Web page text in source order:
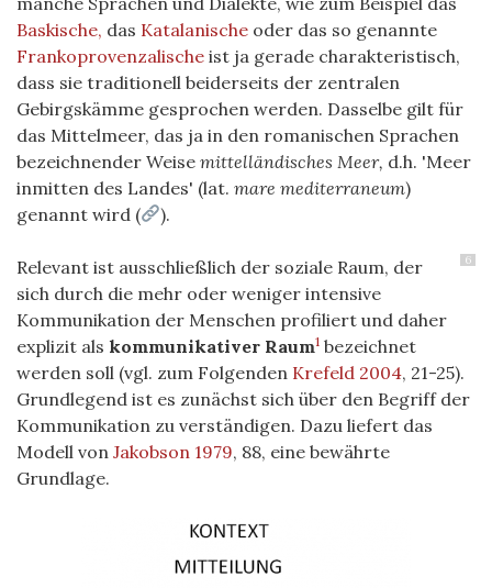
Baskische, das Katalanische oder das so genannte
Frankoprovenzalische ist ja gerade charakteristisch,
dass sie traditionell beiderseits der zentralen
Gebirgskämme gesprochen werden. Dasselbe gilt für
das Mittelmeer, das ja in den romanischen Sprachen
bezeichnender Weise mittelländisches Meer, d.h. 'Meer
inmitten des Landes' (lat. mare mediterraneum)
genannt wird (
).
6
Relevant ist ausschließlich der soziale Raum, der
sich durch die mehr oder weniger intensive
Kommunikation der Menschen profiliert und daher
explizit als kommunikativer Raum1 bezeichnet
werden soll (vgl. zum Folgenden Krefeld 2004, 21-25).
Grundlegend ist es zunächst sich über den Begriff der
Kommunikation zu verständigen. Dazu liefert das
Modell von Jakobson 1979, 88, eine bewährte
Grundlage.